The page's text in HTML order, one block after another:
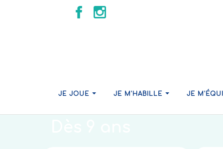
JE JOUE JE M'HABILLE JE
Accueil Je joue avec Émeu Jeux par âge